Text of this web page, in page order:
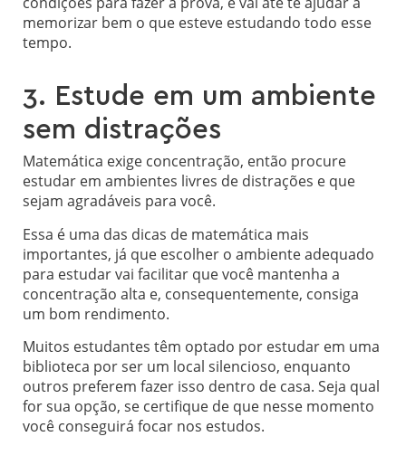
memorizar bem o que esteve estudando todo esse
tempo.
3. Estude em um ambiente
sem distrações
Matemática exige concentração, então procure
estudar em ambientes livres de distrações e que
sejam agradáveis para você.
Essa é uma das dicas de matemática mais
importantes, já que escolher o ambiente adequado
para estudar vai facilitar que você mantenha a
concentração alta e, consequentemente, consiga
um bom rendimento.
Muitos estudantes têm optado por estudar em uma
biblioteca por ser um local silencioso, enquanto
outros preferem fazer isso dentro de casa. Seja qual
for sua opção, se certifique de que nesse momento
você conseguirá focar nos estudos.